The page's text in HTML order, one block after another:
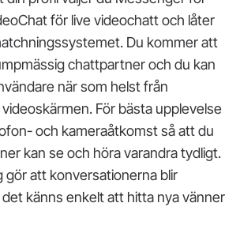
för live videochatt och låter
Du kommer att
chattpartner och du kan
när som helst från
För bästa upplevelse
och kameraåtkomst så att du
kan se och höra varandra tydligt.
gör att konversationerna blir
känns enkelt att hitta nya vänner